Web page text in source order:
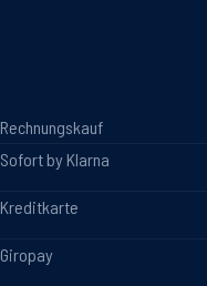
Rechnungskauf
Sofort by Klarna
Kreditkarte
Giropay